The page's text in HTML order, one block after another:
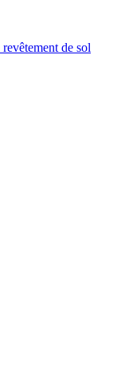
de sol